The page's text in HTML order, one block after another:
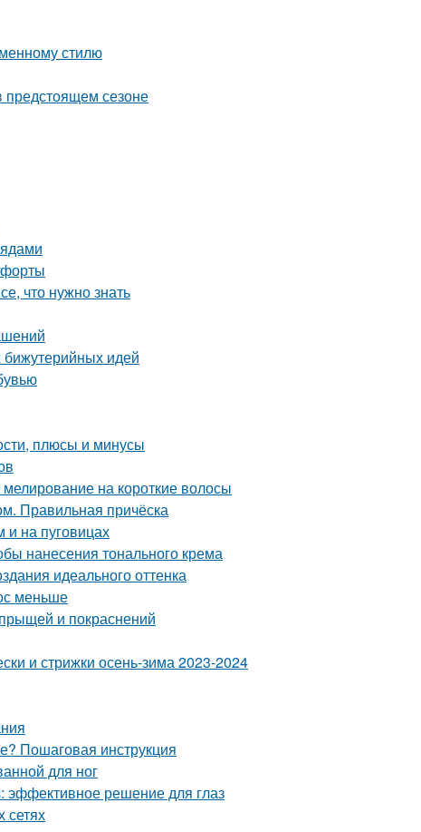
стилю
сезоне
что нужно знать
идей
плюсы и минусы
на короткие волосы
Правильная причёска
и на пуговицах
нанесения тонального крема
идеального оттенка
меньше
и покраснений
и стрижки осень-зима 2023-2024
Пошаговая инструкция
для ног
эффективное решение для глаз
сетях